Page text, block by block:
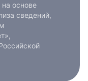
основе
сведений,